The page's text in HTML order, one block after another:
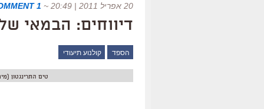
20 אפריל 2011 | 20:49 ~
1 COMMENT
דיווחים: הבמאי
הספד קולנוע תיעודי
טים התרינגטון